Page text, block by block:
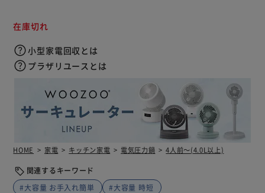
在庫切れ
小型家電回収とは
プラザリユースとは
HOME 家電 キッチン家電 電気圧力鍋 4人前～(4.0L以上)
関連するキーワード
#大容量 お手入れ簡単
#大容量 時短